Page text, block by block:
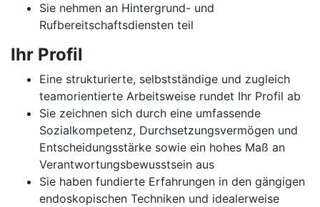
Sie nehmen an Hintergrund- und
Rufbereitschaftsdiensten teil
Ihr Profil
Eine strukturierte, selbstständige und zugleich
teamorientierte Arbeitsweise rundet Ihr Profil ab
Sie zeichnen sich durch eine umfassende
Sozialkompetenz, Durchsetzungsvermögen und
Entscheidungsstärke sowie ein hohes Maß an
Verantwortungsbewusstsein aus
Sie haben fundierte Erfahrungen in den gängigen
endoskopischen Techniken und idealerweise